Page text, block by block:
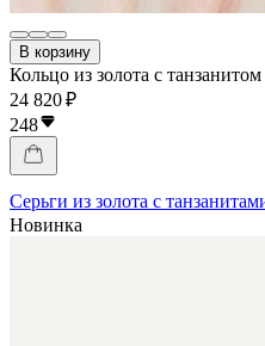
В корзину
Кольцо из золота с танзанитом
24 820 ₽
248
Серьги из золота с
Новинка